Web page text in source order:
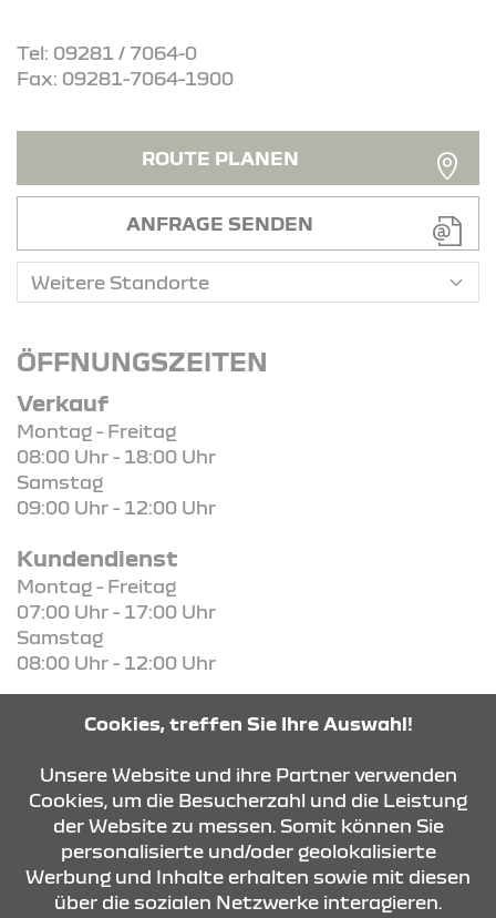
Tel: 09281 / 7064-0
Fax: 09281-7064-1900
ROUTE PLANEN
ANFRAGE SENDEN
ÖFFNUNGSZEITEN
Verkauf
Montag - Freitag
08:00 Uhr - 18:00 Uhr
Samstag
09:00 Uhr - 12:00 Uhr
Kundendienst
Montag - Freitag
07:00 Uhr - 17:00 Uhr
Samstag
08:00 Uhr - 12:00 Uhr
KONTAKT & ANFAHRT
ÖFFNUNGSZEITEN
Cookies, treffen Sie Ihre Auswahl!
Unsere Website und ihre Partner verwenden
Cookies, um die Besucherzahl und die Leistung
der Website zu messen. Somit können Sie
personalisierte und/oder geolokalisierte
Werbung und Inhalte erhalten sowie mit diesen
über die sozialen Netzwerke interagieren.